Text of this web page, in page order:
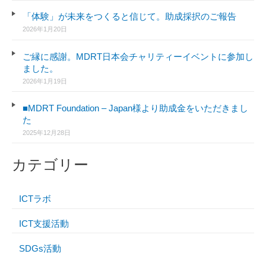
「体験」が未来をつくると信じて。助成採択のご報告
2026年1月20日
ご縁に感謝。MDRT日本会チャリティーイベントに参加し
ました。
2026年1月19日
■MDRT Foundation – Japan様より助成金をいただきまし
た
2025年12月28日
カテゴリー
ICTラボ
ICT支援活動
SDGs活動